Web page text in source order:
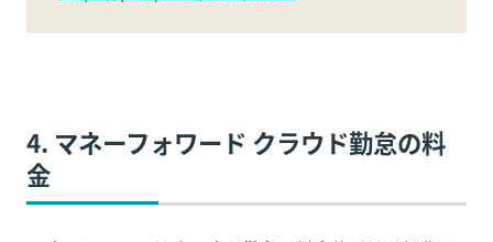
4. マネーフォワード クラウド勤怠の料
金